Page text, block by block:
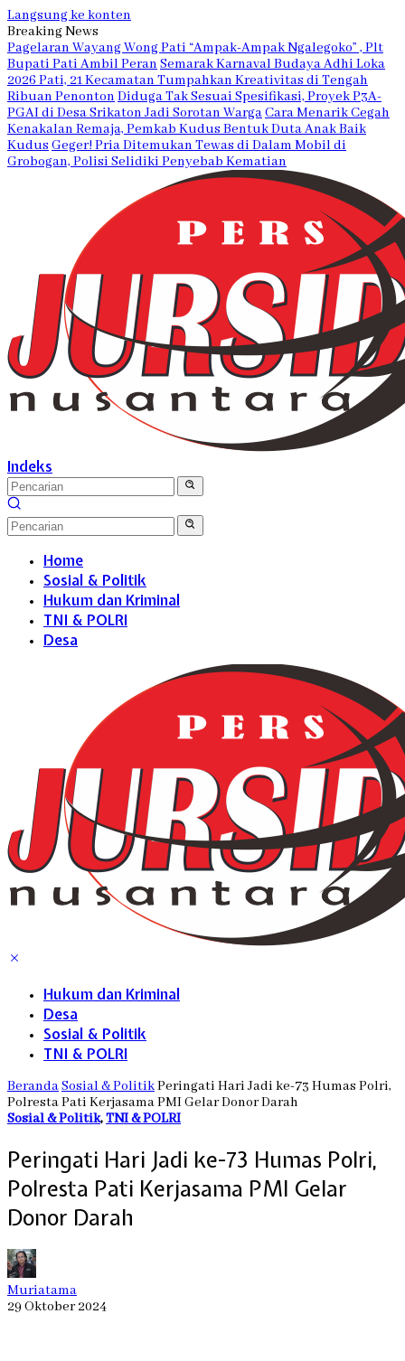
Langsung ke konten
Breaking News
Pagelaran Wayang Wong Pati “Ampak-Ampak Ngalegoko” , Plt
Bupati Pati Ambil Peran Semarak Karnaval Budaya Adhi Loka
2026 Pati, 21 Kecamatan Tumpahkan Kreativitas di Tengah
Ribuan Penonton Diduga Tak Sesuai Spesifikasi, Proyek P3A-
PGAI di Desa Srikaton Jadi Sorotan WargaCara Menarik Cegah
Kenakalan Remaja, Pemkab Kudus Bentuk Duta Anak Baik
Kudus Geger! Pria Ditemukan Tewas di Dalam Mobil di
Grobogan, Polisi Selidiki Penyebab Kematian
Indeks
Home
Sosial & Politik
Hukum dan Kriminal
TNI & POLRI
Desa
Hukum dan Kriminal
Desa
Sosial & Politik
TNI & POLRI
BerandaSosial & PolitikPeringati Hari Jadi ke-73 Humas Polri,
Polresta Pati Kerjasama PMI Gelar Donor Darah
Sosial & Politik,TNI & POLRI
Peringati Hari Jadi ke-73 Humas Polri,
Polresta Pati Kerjasama PMI Gelar
Donor Darah
Muriatama
29 Oktober 2024